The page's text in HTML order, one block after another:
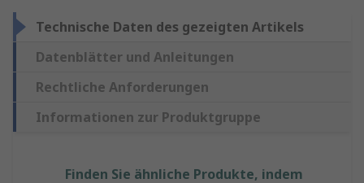
Technische Daten des gezeigten Artikels
Datenblätter und Anleitungen
Rechtliche Anforderungen
Informationen zur Produktgruppe
Finden Sie ähnliche Produkte, indem